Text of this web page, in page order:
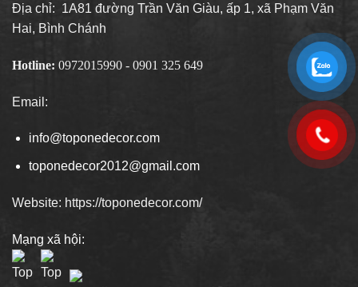
Địa chỉ: 1A81 đường Trần Văn Giàu, ấp 1, xã Phạm Văn
Hai, Bình Chánh
Hotline: 0972015990 - 0901 325 649
Email:
info@toponedecor.com
toponedecor2012@gmail.com
Website: https://toponedecor.com/
Mạng xã hội: